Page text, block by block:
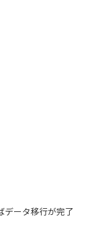
データ移行が完了